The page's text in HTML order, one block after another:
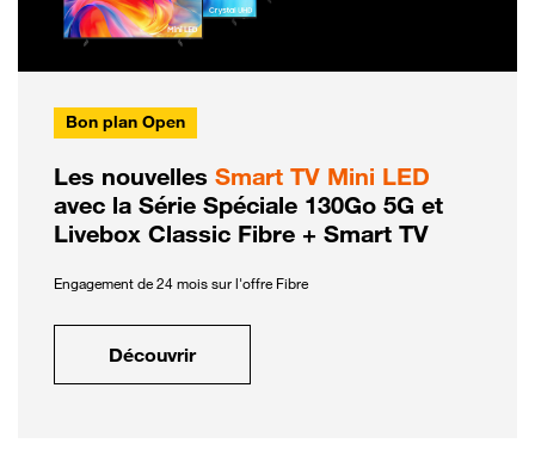
Bon plan Open
Les nouvelles Smart TV Mini LED
avec la Série Spéciale 130Go 5G et
Livebox Classic Fibre + Smart TV
Engagement de 24 mois sur l'offre Fibre
Découvrir